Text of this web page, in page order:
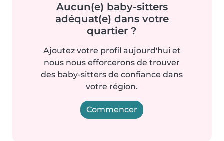
Aucun(e) baby-sitters
adéquat(e) dans votre
quartier ?
Ajoutez votre profil aujourd'hui et
nous nous efforcerons de trouver
des baby-sitters de confiance dans
votre région.
Commencer